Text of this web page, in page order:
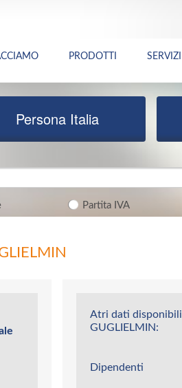
PRODOTTI SERVIZI
Persona Italia
Partita IVA
Atri dati disponibili
GUGLIELMIN:
Dipendenti